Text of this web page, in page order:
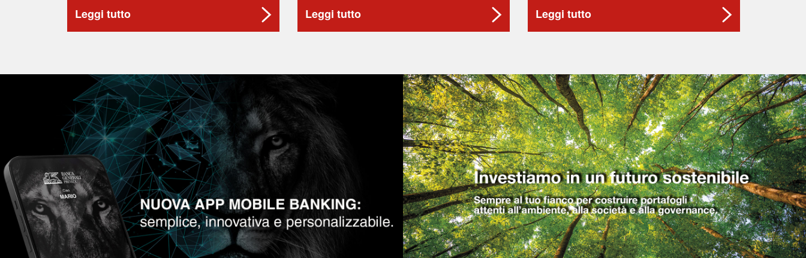
Leggi tutto Leggi tutto Leggi tutto